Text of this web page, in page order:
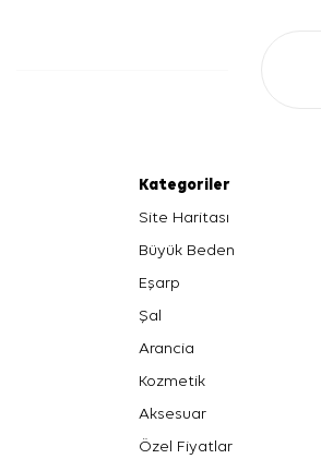
Kategoriler
Site Haritası
Büyük Beden
Eşarp
Şal
Arancia
Kozmetik
Aksesuar
Özel Fiyatlar